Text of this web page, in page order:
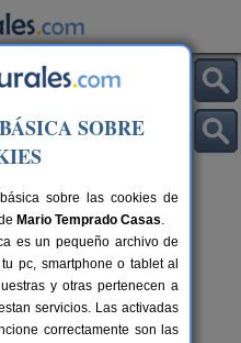
de Dueñas
SOBRE
sobre las cookies de
Mario Temprado Casas.
es un pequeño archivo de
pc, smartphone o tablet al
y otras pertenecen a
servicios. Las activadas
correctamente son las